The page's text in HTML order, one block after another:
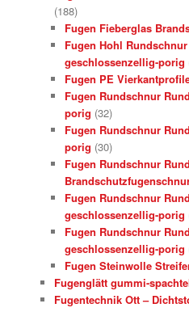
(188)
Fugen Fieberglas
Fugen Hohl
geschlossenzellig-porig
Fugen PE
Fugen Rundschnur
porig (32)
Fugen Rundschnur
porig (30)
Fugen Rundschnur
Fugen Rundschnur
geschlossenzellig-porig
Fugen Rundschnur
geschlossenzellig-porig
Fugen Steinwolle
Fugenglätt gummi-
Fugentechnik Ott –